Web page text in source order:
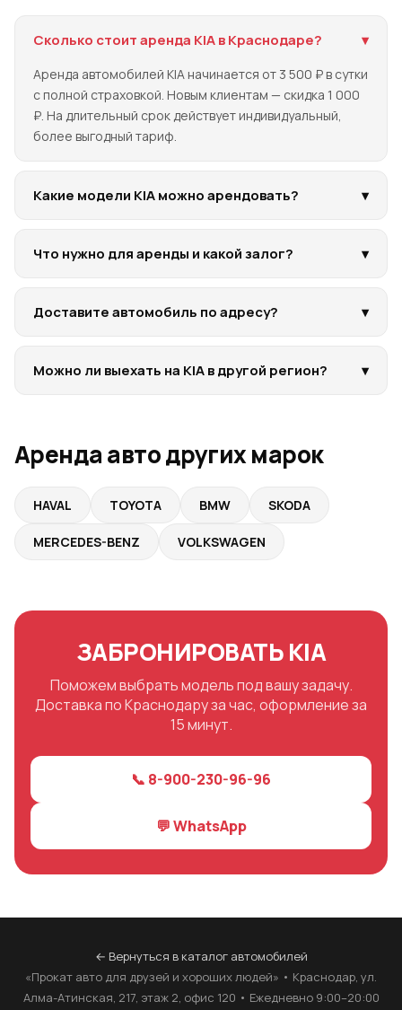
Сколько стоит аренда KIA в Краснодаре? ▾
Аренда автомобилей KIA начинается от 3 500 ₽ в сутки
с полной страховкой. Новым клиентам — скидка 1 000
₽. На длительный срок действует индивидуальный,
более выгодный тариф.
Какие модели KIA можно арендовать? ▾
Что нужно для аренды и какой залог? ▾
Доставите автомобиль по адресу? ▾
Можно ли выехать на KIA в другой регион? ▾
Аренда авто других марок
HAVAL TOYOTA BMW SKODA
MERCEDES-BENZ VOLKSWAGEN
ЗАБРОНИРОВАТЬ KIA
Поможем выбрать модель под вашу задачу.
Доставка по Краснодару за час, оформление за
15 минут.
📞 8-900-230-96-96
💬 WhatsApp
← Вернуться в каталог автомобилей
«Прокат авто для друзей и хороших людей» • Краснодар, ул.
Алма-Атинская, 217, этаж 2, офис 120 • Ежедневно 9:00–20:00